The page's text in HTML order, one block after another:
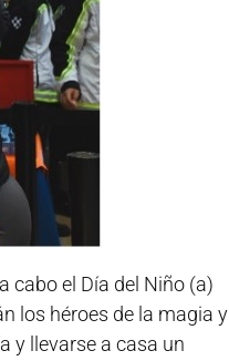
cabo el Día del Niño (a)
los héroes de la magia y
y llevarse a casa un